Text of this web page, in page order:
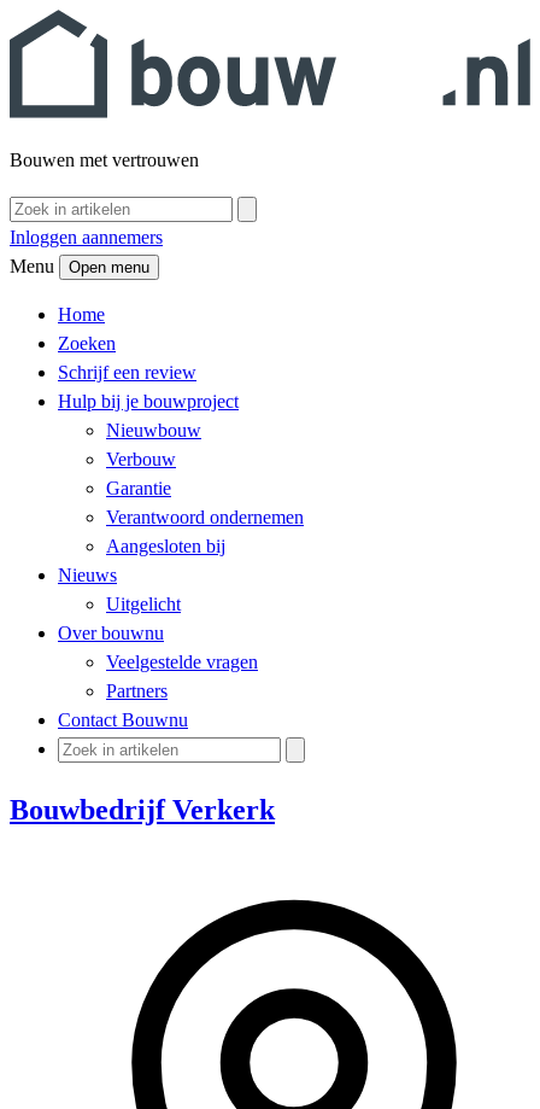
Bouwen met vertrouwen
Inloggen aannemers
Menu
Open menu
Home
Zoeken
Schrijf een review
Hulp bij je bouwproject
Nieuwbouw
Verbouw
Garantie
Verantwoord ondernemen
Aangesloten bij
Nieuws
Uitgelicht
Over bouwnu
Veelgestelde vragen
Partners
Contact Bouwnu
Bouwbedrijf Verkerk